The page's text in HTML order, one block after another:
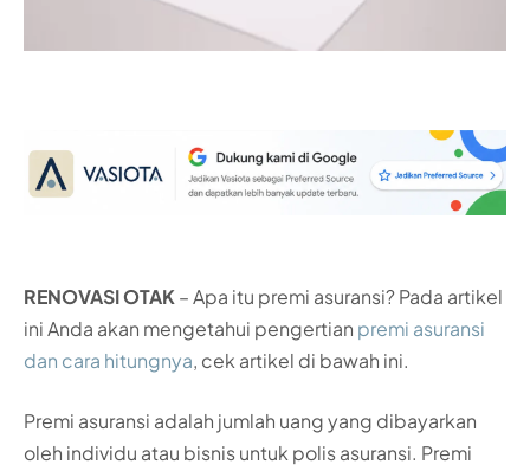
RENOVASI OTAK– Apa itu premi asuransi? Pada artikel
ini Anda akan mengetahui pengertian premi asuransi
dan cara hitungnya, cek artikel di bawah ini.
Premi asuransi adalah jumlah uang yang dibayarkan
oleh individu atau bisnis untuk polis asuransi. Premi